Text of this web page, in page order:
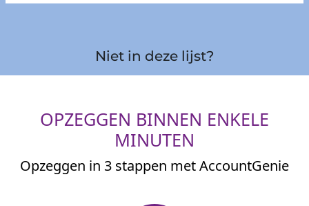
Niet in deze lijst?
OPZEGGEN BINNEN ENKELE
MINUTEN
Opzeggen in 3 stappen met AccountGenie